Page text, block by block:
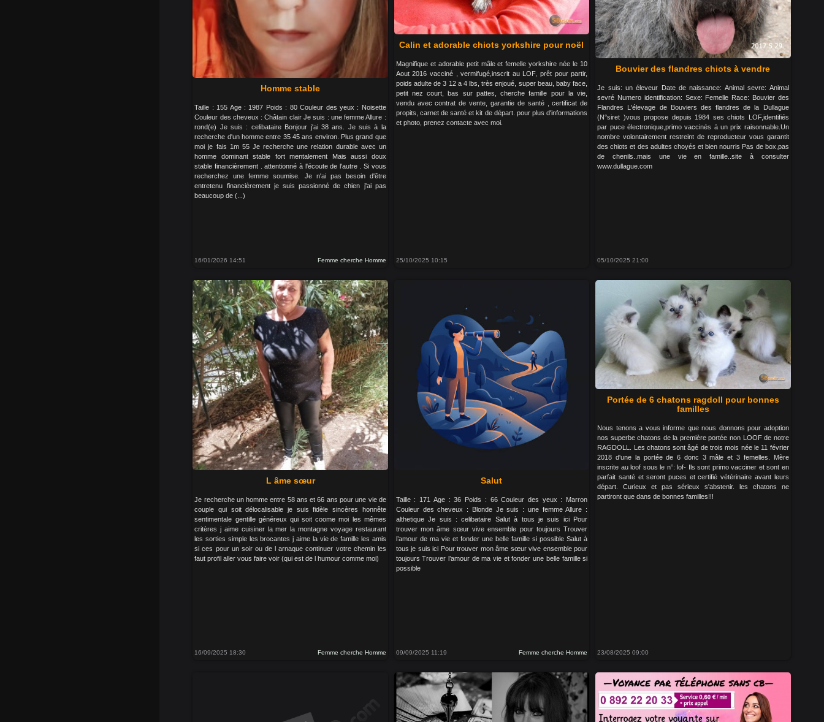
Homme stable
Taille : 155 Age : 1987 Poids : 80 Couleur des yeux : Noisette
Couleur des cheveux : Châtain clair Je suis : une femme Allure :
rond(e) Je suis : celibataire Bonjour j'ai 38 ans. Je suis à la
recherche d'un homme entre 35 45 ans environ. Plus grand que
moi je fais 1m 55 Je recherche une relation durable avec un
homme dominant stable fort mentalement Mais aussi doux
stable financièrement . attentionné à l'écoute de l'autre . Si vous
recherchez une femme soumise. Je n'ai pas besoin d'être
entretenu financièrement je suis passionné de chien j'ai pas
beaucoup de (...)
16/01/2026 14:51 Femme cherche Homme
Calin et adorable chiots yorkshire pour noël
Magnifique et adorable petit mâle et femelle yorkshire née le 10
Aout 2016 vacciné , vermifugé,inscrit au LOF, prêt pour partir,
poids adulte de 3 12 a 4 lbs, très enjoué, super beau, baby face,
petit nez court, bas sur pattes, cherche famille pour la vie,
vendu avec contrat de vente, garantie de santé , certificat de
propits, carnet de santé et kit de départ. pour plus d'informations
et photo, prenez contacte avec moi.
25/10/2025 10:15
Bouvier des flandres chiots à vendre
Je suis: un éleveur Date de naissance: Animal sevre: Animal
sevré Numero identification: Sexe: Femelle Race: Bouvier des
Flandres L'élevage de Bouviers des flandres de la Dullague
(N°siret )vous propose depuis 1984 ses chiots LOF,identifiés
par puce électronique,primo vaccinés à un prix raisonnable.Un
nombre volontairement restreint de reproducteur vous garantit
des chiots et des adultes choyés et bien nourris Pas de box,pas
de chenils..mais une vie en famille..site à consulter
www.dullague.com
05/10/2025 21:00
L âme sœur
Je recherche un homme entre 58 ans et 66 ans pour une vie de
couple qui soit délocalisable je suis fidèle sincères honnête
sentimentale gentille généreux qui soit coome moi les mêmes
critères j aime cuisiner la mer la montagne voyage restaurant
les sorties simple les brocantes j aime la vie de famille les amis
si ces pour un soir ou de l arnaque continuer votre chemin les
faut profil aller vous faire voir (qui est de l humour comme moi)
16/09/2025 18:30 Femme cherche Homme
Salut
Taille : 171 Age : 36 Poids : 66 Couleur des yeux : Marron
Couleur des cheveux : Blonde Je suis : une femme Allure :
althetique Je suis : celibataire Salut à tous je suis ici Pour
trouver mon âme sœur vive ensemble pour toujours Trouver
l’amour de ma vie et fonder une belle famille si possible Salut à
tous je suis ici Pour trouver mon âme sœur vive ensemble pour
toujours Trouver l’amour de ma vie et fonder une belle famille si
possible
09/09/2025 11:19 Femme cherche Homme
Portée de 6 chatons ragdoll pour bonnes
familles
Nous tenons a vous informe que nous donnons pour adoption
nos superbe chatons de la première portée non LOOF de notre
RAGDOLL. Les chatons sont âgé de trois mois née le 11 février
2018 d'une la portée de 6 donc 3 mâle et 3 femelles. Mère
inscrite au loof sous le n°: lof- Ils sont primo vacciner et sont en
parfait santé et seront puces et certifié vétérinaire avant leurs
départ. Curieux et pas sérieux s'abstenir. les chatons ne
partiront que dans de bonnes familles!!!
23/08/2025 09:00